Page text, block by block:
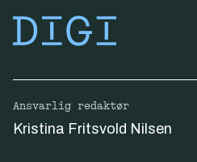
Ansvarlig redaktør
Kristina Fritsvold Nilsen